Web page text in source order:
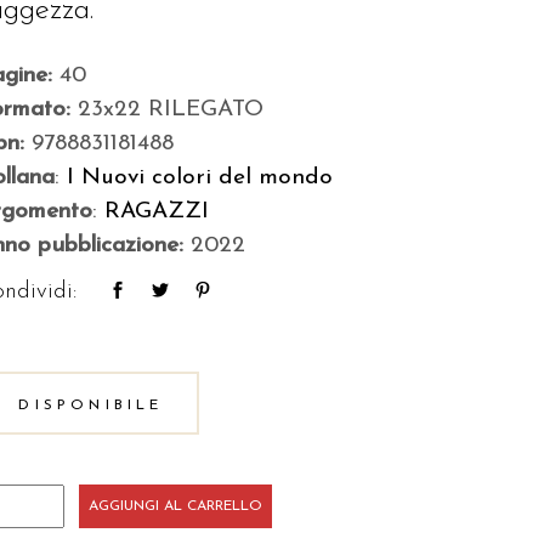
40
23x22 RILEGATO
9788831181488
: I Nuovi colori del mondo
: RAGAZZI
pubblicazione: 2022
DISPONIBILE
AGGIUNGI AL CARRELLO